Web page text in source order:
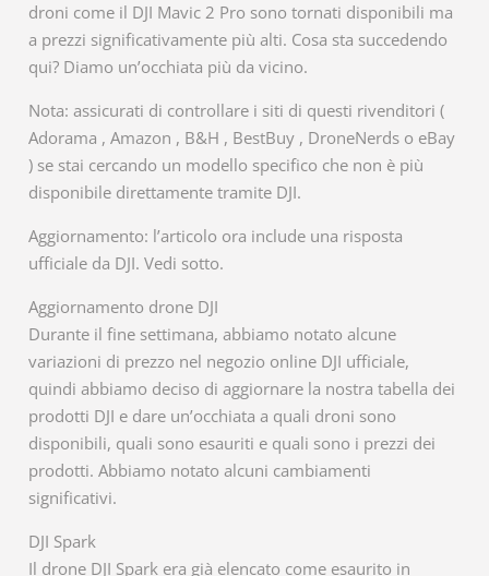
droni come il DJI Mavic 2 Pro sono tornati disponibili ma
a prezzi significativamente più alti. Cosa sta succedendo
qui? Diamo un’occhiata più da vicino.
Nota: assicurati di controllare i siti di questi rivenditori (
Adorama , Amazon , B&H , BestBuy , DroneNerds o eBay
) se stai cercando un modello specifico che non è più
disponibile direttamente tramite DJI.
Aggiornamento: l’articolo ora include una risposta
ufficiale da DJI. Vedi sotto.
Aggiornamento drone DJI
Durante il fine settimana, abbiamo notato alcune
variazioni di prezzo nel negozio online DJI ufficiale,
quindi abbiamo deciso di aggiornare la nostra tabella dei
prodotti DJI e dare un’occhiata a quali droni sono
disponibili, quali sono esauriti e quali sono i prezzi dei
prodotti. Abbiamo notato alcuni cambiamenti
significativi.
DJI Spark
Il drone DJI Spark era già elencato come esaurito in